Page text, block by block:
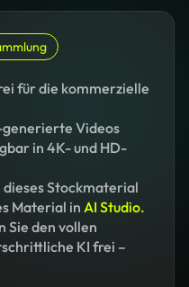
für die kommerzielle
Videos
in 4K- und HD-
dieses Stockmaterial
Material in AI Studio.
Sie den vollen
KI frei –